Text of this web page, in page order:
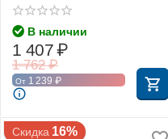
(Freewell)
В наличии
1 762 ₽
1 407₽
От 1 239 ₽
Скидка 16%